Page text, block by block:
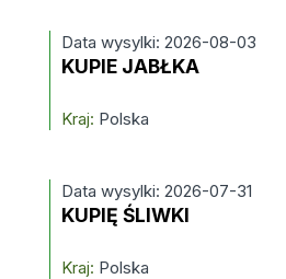
Data wysylki: 2026-08-03
KUPIE JABŁKA
Kraj: Polska
Data wysylki: 2026-07-31
KUPIĘ ŚLIWKI
Kraj: Polska